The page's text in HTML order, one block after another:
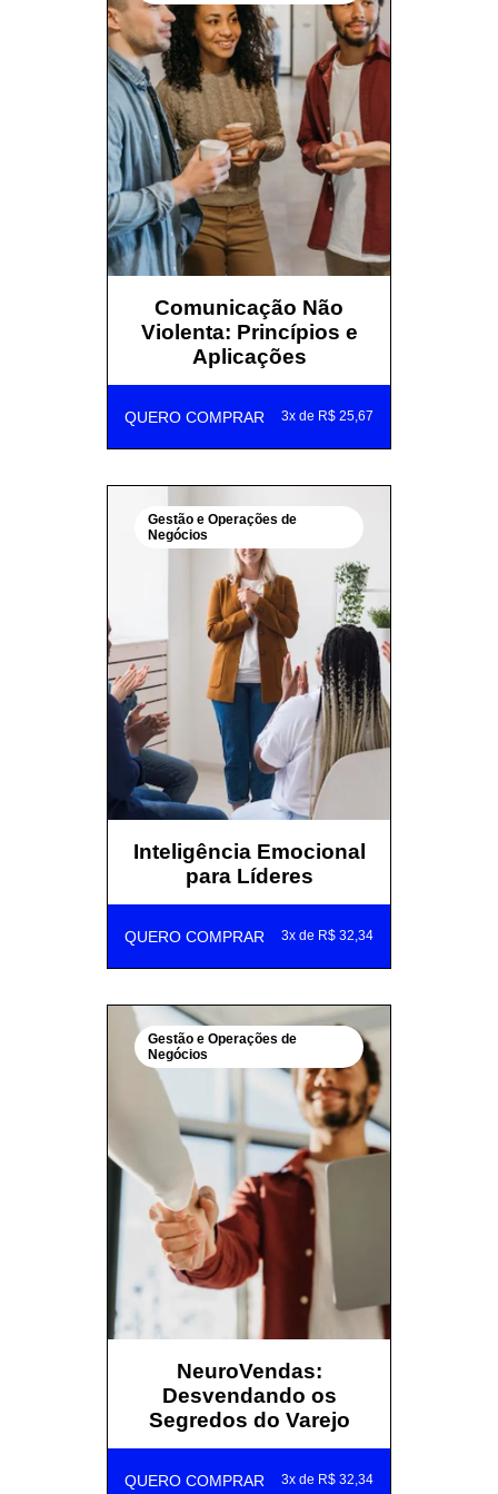
Comunicação Não
Violenta: Princípios e
Aplicações
QUERO COMPRAR 3x de R$ 25,67
Gestão e Operações de
Negócios
Inteligência Emocional
para Líderes
QUERO COMPRAR 3x de R$ 32,34
Gestão e Operações de
Negócios
NeuroVendas:
Desvendando os
Segredos do Varejo
QUERO COMPRAR 3x de R$ 32,34